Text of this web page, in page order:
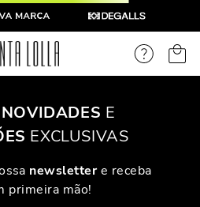
OOPS!
Nenhum Resultado Para "
Termos Utilizados
Uma Palavra Única